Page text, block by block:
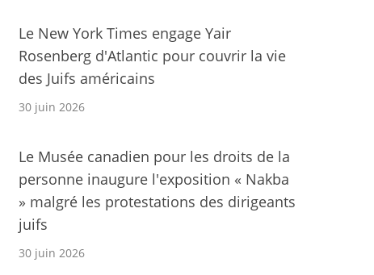
Le New York Times engage Yair
Rosenberg d'Atlantic pour couvrir la vie
des Juifs américains
30 juin 2026
Le Musée canadien pour les droits de la
personne inaugure l'exposition « Nakba
» malgré les protestations des dirigeants
juifs
30 juin 2026